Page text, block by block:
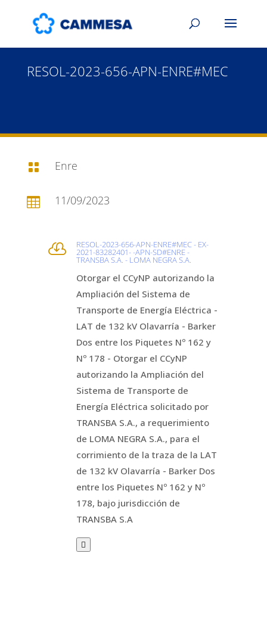
RESOL-2023-656-APN-ENRE#MEC
 Enre
 11/09/2023
 RESOL-2023-656-APN-ENRE#MEC - EX-
2021-83282401- -APN-SD#ENRE -
TRANSBA S.A. - LOMA NEGRA S.A.
Otorgar el CCyNP autorizando la
Ampliación del Sistema de
Transporte de Energía Eléctrica -
LAT de 132 kV Olavarría - Barker
Dos entre los Piquetes Nº 162 y
Nº 178 - Otorgar el CCyNP
autorizando la Ampliación del
Sistema de Transporte de
Energía Eléctrica solicitado por
TRANSBA S.A., a requerimiento
de LOMA NEGRA S.A., para el
corrimiento de la traza de la LAT
de 132 kV Olavarría - Barker Dos
entre los Piquetes Nº 162 y Nº
178, bajo jurisdicción de
TRANSBA S.A
